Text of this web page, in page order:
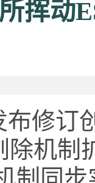
挥动
修订
除机